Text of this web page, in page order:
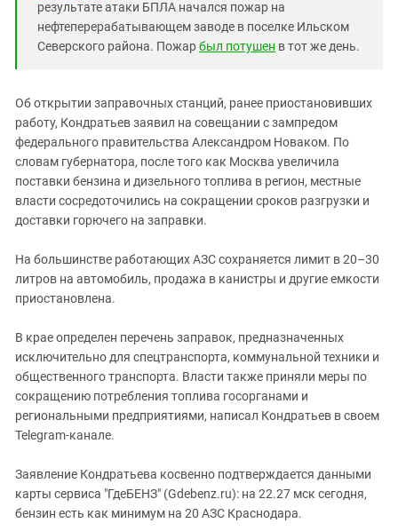
результате атаки БПЛА начался пожар на
нефтеперерабатывающем заводе в поселке Ильском
Северского района. Пожарбыл потушен в тот же день.
Об открытии заправочных станций, ранее приостановивших
работу, Кондратьев заявил на совещании с зампредом
федерального правительства Александром Новаком. По
словам губернатора, после того как Москва увеличила
поставки бензина и дизельного топлива в регион, местные
власти сосредоточились на сокращении сроков разгрузки и
доставки горючего на заправки.
На большинстве работающих АЗС сохраняется лимит в 20–30
литров на автомобиль, продажа в канистры и другие емкости
приостановлена.
В крае определен перечень заправок, предназначенных
исключительно для спецтранспорта, коммунальной техники и
общественного транспорта. Власти также приняли меры по
сокращению потребления топлива госорганами и
региональными предприятиями, написал Кондратьев в своем
Telegram-канале.
Заявление Кондратьева косвенно подтверждается данными
карты сервиса "ГдеБЕНЗ" (Gdebenz.ru): на 22.27 мск сегодня,
бензин есть как минимум на 20 АЗС Краснодара.